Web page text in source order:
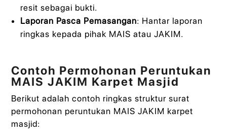
resit sebagai bukti.
Laporan Pasca Pemasangan: Hantar laporan
ringkas kepada pihak MAIS atau JAKIM.
Contoh Permohonan Peruntukan
MAIS JAKIM Karpet Masjid
Berikut adalah contoh ringkas struktur surat
permohonan peruntukan MAIS JAKIM karpet
masjid: